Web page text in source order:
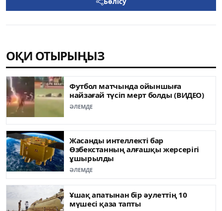
ОҚИ ОТЫРЫҢЫЗ
Футбол матчында ойыншыға
найзағай түсіп мерт болды (ВИДЕО)
ӘЛЕМДЕ
Жасанды интеллекті бар
Өзбекстанның алғашқы жерсерігі
ұшырылды
ӘЛЕМДЕ
Ұшақ апатынан бір әулеттің 10
мүшесі қаза тапты